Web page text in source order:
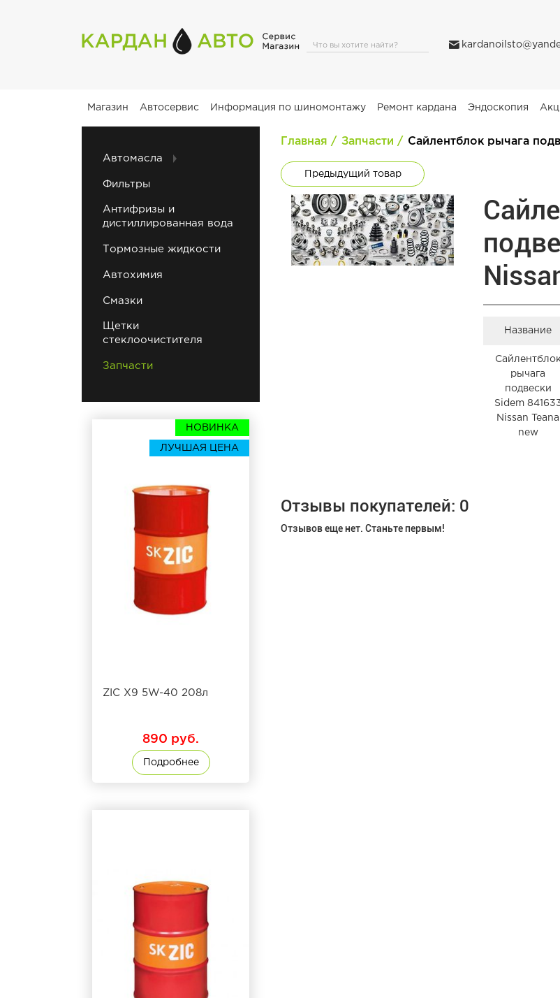
Магазин Автосервис Информация по шиномонтажу Ремонт кардана Эндоскопия
Автомасла
Фильтры
Антифризы и
дистиллированная вода
Тормозные жидкости
Автохимия
Смазки
Щетки
стеклоочистителя
Запчасти
НОВИНКА
ЛУЧШАЯ ЦЕНА
ZIC X9 5W-40 208л
890 руб.
Подробнее
Главная Запчасти Сайлентблок рычага
Предыдущий товар
Название
рычага
подвески
Sidem
Nissan Teana
new
Отзывы покупателей: 0
Отзывов еще нет. Станьте первым!